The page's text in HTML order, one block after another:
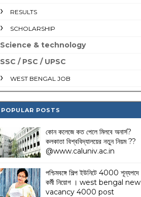
RESULTS
SCHOLARSHIP
Science & technology
SSC / PSC / UPSC
WEST BENGAL JOB
POPULAR POSTS
কোন কলেজে কত পেলে মিলবে অনার্স?
কলকাতা বিশ্ববিদ্যালয়ের নতুন নিয়ম??
@www.caluniv.ac.in
পশ্চিমবঙ্গে শিল্প ইউনিটে 4000 শূন্যপদে
কর্মী নিয়োগ । west bengal new
vacancy 4000 post